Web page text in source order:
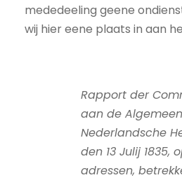
mededeeling geene
wij hier eene plaats in aan
Rapport der
aan de
Nederlandsche
den 13 Julij 1835,
adressen,